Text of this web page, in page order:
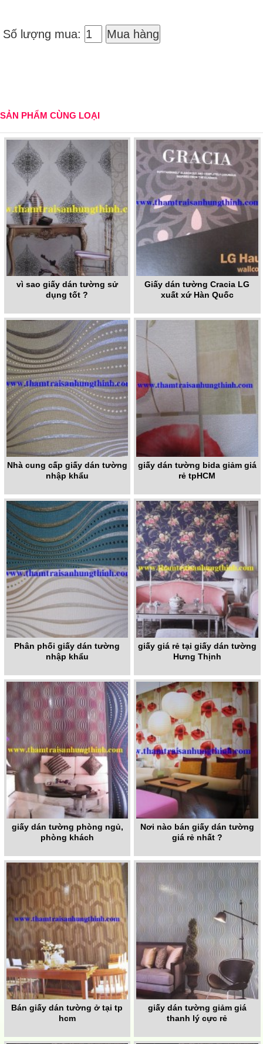
Số lượng mua: Mua hàng
SẢN PHẨM CÙNG LOẠI
vì sao giấy dán tường sử
dụng tốt ?
Giấy dán tường Cracia LG
xuất xứ Hàn Quốc
Nhà cung cấp giấy dán tường
nhập khẩu
giấy dán tường bida giảm giá
rẻ tpHCM
Phân phối giấy dán tường
nhập khẩu
giấy giá rẻ tại giấy dán tường
Hưng Thịnh
giấy dán tường phòng ngủ,
phòng khách
Nơi nào bán giấy dán tường
giá rẻ nhất ?
Bán giấy dán tường ở tại tp
hcm
giấy dán tường giảm giá
thanh lý cực rẻ